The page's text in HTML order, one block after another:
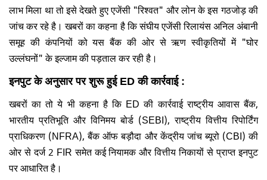
लाभ मिला था तो इसे देखते हुए एजेंसी "रिश्वत" और लोन के इस गठजोड़ की
जांच कर रहे है। खबरों का कहना है कि संघीय एजेंसी रिलायंस अनिल अंबानी
समूह की कंपनियों को यस बैंक की ओर से ऋण स्वीकृतियों में "घोर
उल्लंघनों" के इल्जाम की पड़ताल कर रही है।
इनपुट के अनुसार पर शुरू हुई ED की कार्रवाई :
खबरों का तो ये भी कहना है कि ED की कार्रवाई राष्ट्रीय आवास बैंक,
भारतीय प्रतिभूति और विनिमय बोर्ड (SEBI), राष्ट्रीय वित्तीय रिपोर्टिंग
प्राधिकरण (NFRA), बैंक ऑफ बड़ौदा और केंद्रीय जांच ब्यूरो (CBI) की
ओर से दर्ज 2 FIR समेत कई नियामक और वित्तीय निकायों से प्राप्त इनपुट
पर आधारित है।